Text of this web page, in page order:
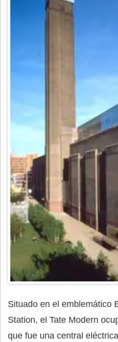
Situado en el emblemático
Station, el Tate Modern
que fue una central